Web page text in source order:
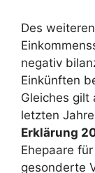
Des
negativ
Einkünften
Gleiches gilt
letzten
Erklärung
Ehepaare
gesonderte